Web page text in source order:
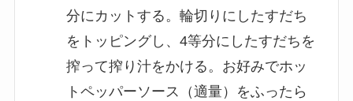
分にカットする。輪切りにしたすだち
をトッピングし、4等分にしたすだちを
搾って搾り汁をかける。お好みでホッ
トペッパーソース（適量）をふったら